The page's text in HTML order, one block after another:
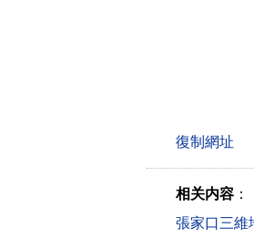
相关内容 ：
張家口三維